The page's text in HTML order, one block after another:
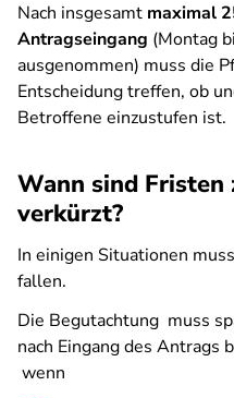
Nach insgesamt maximal
Antragseingang (Montag
ausgenommen) muss die
Entscheidung treffen, ob
Betroffene einzustufen ist.
Wann sind
verkürzt?
In einigen Situationen
fallen.
Die Begutachtung muss
nach Eingang des Antrags
wenn